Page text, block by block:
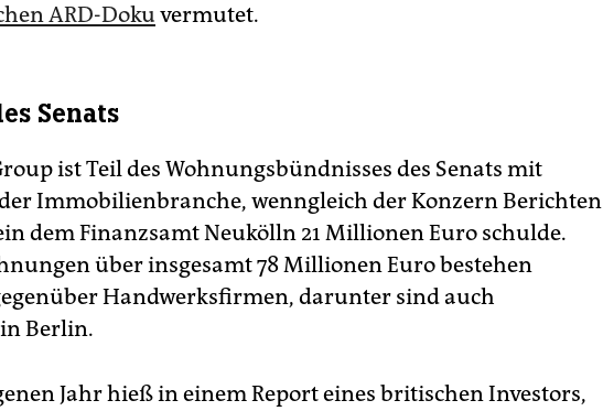
ARD-Doku vermutet.
Senats
ist Teil des Wohnungsbündnisses des Senats mit
Immobilienbranche, wenngleich der Konzern Berichten
dem Finanzsamt Neukölln 21 Millionen Euro schulde.
über insgesamt 78 Millionen Euro bestehen
Handwerksfirmen, darunter sind auch
Berlin.
Jahr hieß in einem Report eines britischen Investors,